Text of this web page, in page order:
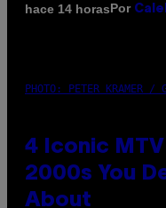
hace 14 horasPor
PHOTO: PETER KRAMER /
4 Iconic
2000s You
About